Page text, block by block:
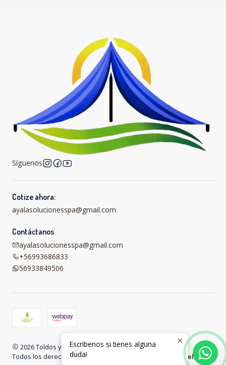
Síguenos
Cotize ahora:
ayalasolucionesspa@gmail.com
Contáctanos
ayalasolucionesspa@gmail.com
+56993686833
56933849506
2026 Toldos y carpas online .
Todos los derechos reservados.
Desarrollado por Jumpseller.
Escribenos si tienes alguna
duda!